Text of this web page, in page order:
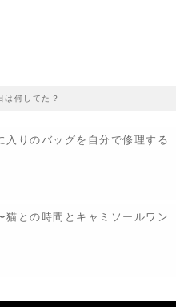
は何してた？
入りのバッグを自分で修理する
猫との時間とキャミソールワン